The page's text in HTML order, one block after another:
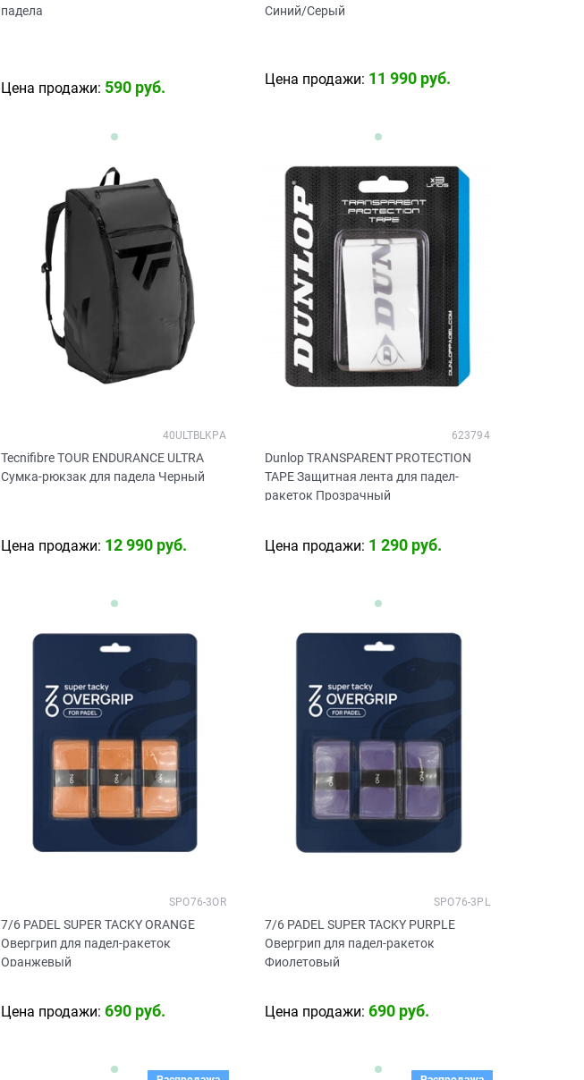
падела
Цена продажи: 590 руб.
Синий/Серый
Цена продажи: 11 990 руб.
Tecnifibre TOUR ENDURANCE ULTRA
Сумка-рюкзак для падела Черный
40ULTBLKPA
Цена продажи: 12 990 руб.
Dunlop TRANSPARENT PROTECTION
TAPE Защитная лента для падел-
ракеток Прозрачный
623794
Цена продажи: 1 290 руб.
7/6 PADEL SUPER TACKY ORANGE
Овергрип для падел-ракеток
Оранжевый
SPO76-3OR
Цена продажи: 690 руб.
7/6 PADEL SUPER TACKY PURPLE
Овергрип для падел-ракеток
Фиолетовый
SPO76-3PL
Цена продажи: 690 руб.